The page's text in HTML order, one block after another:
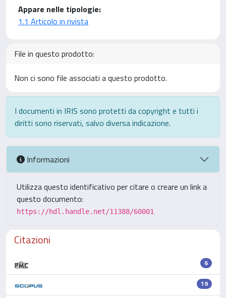
Appare nelle tipologie:
1.1 Articolo in rivista
File in questo prodotto:
Non ci sono file associati a questo prodotto.
I documenti in IRIS sono protetti da copyright e tutti i
diritti sono riservati, salvo diversa indicazione.
Informazioni
Utilizza questo identificativo per citare o creare un link a
questo documento:
https://hdl.handle.net/11388/60001
Citazioni
6
19